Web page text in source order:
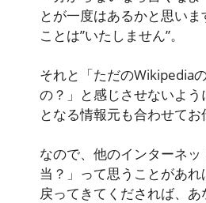
とが一度はあるかと思いま
ことは”いたしません”。
それと「ただのWikipedia
の？」と感じさせないよ
となる情報元も合わせてお
なので、他のインターネッ
当？」って思うことがあ
戻ってきてくだされば、